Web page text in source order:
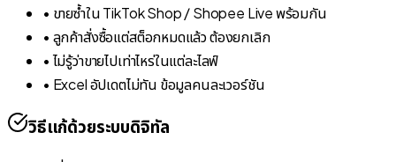
• ขายซ้ำใน TikTok Shop / Shopee Live พร้อมกัน
• ลูกค้าสั่งซื้อแต่สต็อกหมดแล้ว ต้องยกเลิก
• ไม่รู้ว่าขายไปเท่าไหร่ในแต่ละไลฟ์
• Excel อัปเดตไม่ทัน ข้อมูลคนละเวอร์ชัน
วิธีแก้ด้วยระบบดิจิทัล